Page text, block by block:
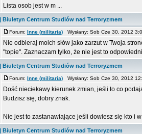
Lista osob jest w m ...
Biuletyn Centrum Studiów nad Terroryzmem
Forum: Inne (militaria) Wysłany: Sob Cze 30, 2012
Nie odbieraj moich słów jako zarzut w Twoja
"topie". Zaznaczam tylko, że nie jest to
Biuletyn Centrum Studiów nad Terroryzmem
Forum: Inne (militaria) Wysłany: Sob Cze 30, 2012
Dość nieciekawy kierunek zmian, jeśli to co
Budzisz się, dobry znak.
Nie jest to zastanawiające jeśli dowiesz się kto i
Biuletyn Centrum Studiów nad Terroryzmem